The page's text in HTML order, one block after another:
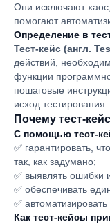
Они исключают
помогают
Определение в
Тест-кейс (англ.
действий,
функции
пошаговые
исход тестирования.
Почему тест-
С помощью тест-
✅ гарантировать,
так, как задумано;
✅ выявлять ошибки
✅ обеспечивать
✅
Как тест-кейсы